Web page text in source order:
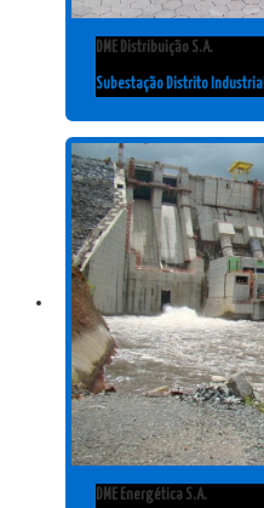
DME Distribuição S.A.
Subestação Distrito Industrial
DME Energética S.A.